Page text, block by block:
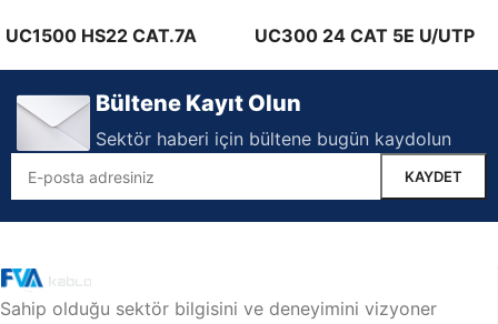
UC1500 HS22 CAT.7A
UC300 24 CAT 5E U/UTP
Bültene Kayıt Olun
Sektör haberi için bültene bugün kaydolun
Sahip olduğu sektör bilgisini ve deneyimini vizyoner